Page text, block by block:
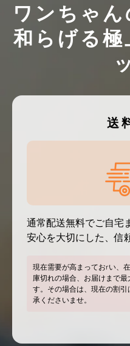
ワンちゃ
和らげる
送
通常配送無料でご自宅
安心を大切にした、信
現在需要が高まっておrい、
庫切れの場合、お届けまで
す。その場合は、現在の割
承くださいませ。